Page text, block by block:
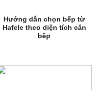
Hướng dẫn chọn bếp từ
Hafele theo diện tích căn
bếp